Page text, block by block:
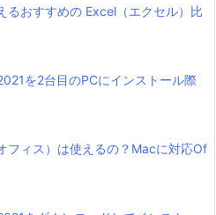
るおすすめの Excel（エクセル）比
を2台目のPCにインストール際
フィス）は使えるの？Macに対応Of